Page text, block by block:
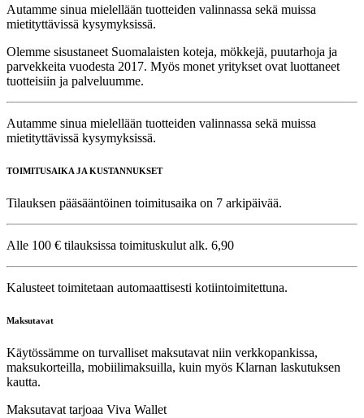
Autamme sinua mielellään tuotteiden valinnassa sekä muissa
mietityttävissä kysymyksissä.
Olemme sisustaneet Suomalaisten koteja, mökkejä, puutarhoja ja
parvekkeita vuodesta 2017. Myös monet yritykset ovat luottaneet
tuotteisiin ja palveluumme.
Autamme sinua mielellään tuotteiden valinnassa sekä muissa
mietityttävissä kysymyksissä.
TOIMITUSAIKA JA KUSTANNUKSET
Tilauksen pääsääntöinen toimitusaika on 7 arkipäivää.
Alle 100 € tilauksissa toimituskulut alk. 6,90
Kalusteet toimitetaan automaattisesti kotiintoimitettuna.
Maksutavat
Käytössämme on turvalliset maksutavat niin verkkopankissa,
maksukorteilla, mobiilimaksuilla, kuin myös Klarnan laskutuksen
kautta.
Maksutavat tarjoaa Viva Wallet